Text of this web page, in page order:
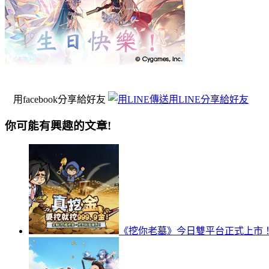
用facebook分享給好友 用LINE分享給好友
你可能有興趣的文章!
《挖你老墓》今日雙平台正式上